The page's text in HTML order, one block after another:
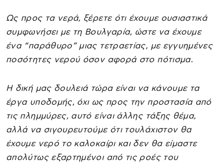
Ως προς τα νερά, ξέρετε ότι έχουμε ουσιαστικά
συμφωνήσει με τη Βουλγαρία, ώστε να έχουμε
ένα “παράθυρο” μιας τετραετίας, με εγγυημένες
ποσότητες νερού όσον αφορά στο πότισμα.
Η δική μας δουλειά τώρα είναι να κάνουμε τα
έργα υποδομής, όχι ως προς την προστασία από
τις πλημμύρες, αυτό είναι άλλης τάξης θέμα,
αλλά να σιγουρευτούμε ότι τουλάχιστον θα
έχουμε νερό το καλοκαίρι και δεν θα είμαστε
απολύτως εξαρτημένοι από τις ροές του